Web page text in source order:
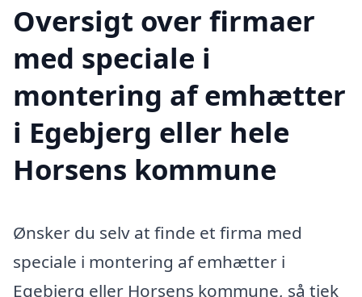
Oversigt over firmaer
med speciale i
montering af emhætter
i Egebjerg eller hele
Horsens kommune
Ønsker du selv at finde et firma med
speciale i montering af emhætter i
Egebjerg eller Horsens kommune, så tjek